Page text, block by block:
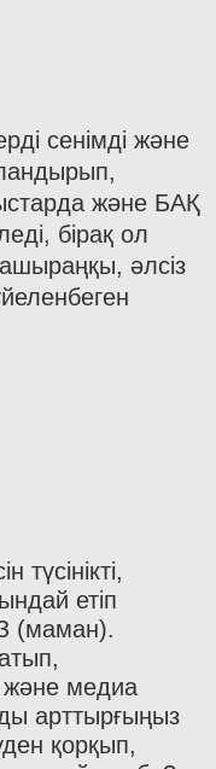
сенімді және
және БАҚ
бірақ ол
әлсіз
түсінікті,
етіп
(маман).
және медиа
арттырғыңыз
қорқып,